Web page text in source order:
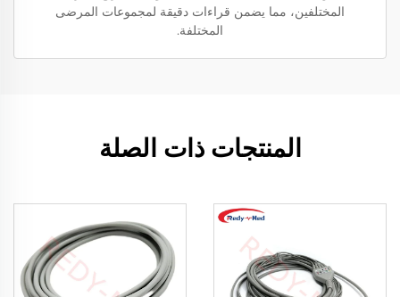
المختلفين، مما يضمن قراءات دقيقة لمجموعات المرضى
المختلفة.
المنتجات ذات الصلة